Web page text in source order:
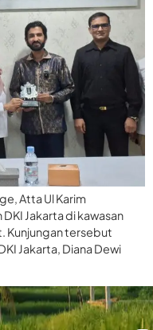
Atta Ul Karim
Jakarta di kawasan
Kunjungan tersebut
Jakarta, Diana Dewi